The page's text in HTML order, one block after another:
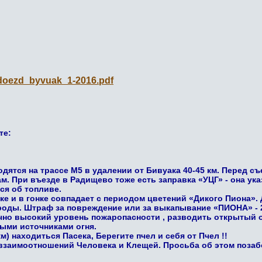
2016.pdf
на трассе М5 в удалении от Бивуака 40-45 км. Перед
При въезде в Радищево тоже есть заправка «УЦГ» - она
об топливе.
и в гонке совпадает с периодом цветений «Дикого
Штраф за повреждение или за выкапывание «ПИОНА» -
высокий уровень пожаропасности , разводить
источниками огня.
находиться Пасека, Берегите пчел и себя от Пчел !!
Человека и Клещей. Просьба об этом